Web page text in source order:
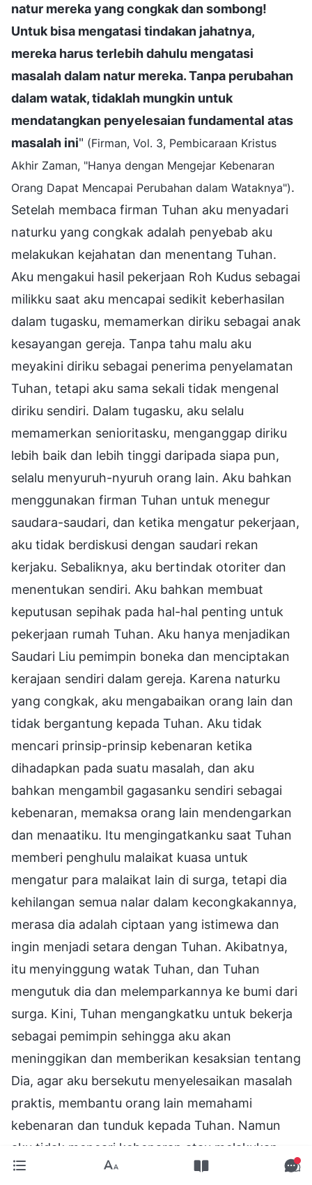
natur mereka yang congkak dan sombong!
Untuk bisa mengatasi tindakan jahatnya,
mereka harus terlebih dahulu mengatasi
masalah dalam natur mereka. Tanpa perubahan
dalam watak, tidaklah mungkin untuk
mendatangkan penyelesaian fundamental atas
masalah ini" (Firman, Vol. 3, Pembicaraan Kristus
Akhir Zaman, "Hanya dengan Mengejar Kebenaran
Orang Dapat Mencapai Perubahan dalam Wataknya").
Setelah membaca firman Tuhan aku menyadari
naturku yang congkak adalah penyebab aku
melakukan kejahatan dan menentang Tuhan.
Aku mengakui hasil pekerjaan Roh Kudus sebagai
milikku saat aku mencapai sedikit keberhasilan
dalam tugasku, memamerkan diriku sebagai anak
kesayangan gereja. Tanpa tahu malu aku
meyakini diriku sebagai penerima penyelamatan
Tuhan, tetapi aku sama sekali tidak mengenal
diriku sendiri. Dalam tugasku, aku selalu
memamerkan senioritasku, menganggap diriku
lebih baik dan lebih tinggi daripada siapa pun,
selalu menyuruh-nyuruh orang lain. Aku bahkan
menggunakan firman Tuhan untuk menegur
saudara-saudari, dan ketika mengatur pekerjaan,
aku tidak berdiskusi dengan saudari rekan
kerjaku. Sebaliknya, aku bertindak otoriter dan
menentukan sendiri. Aku bahkan membuat
keputusan sepihak pada hal-hal penting untuk
pekerjaan rumah Tuhan. Aku hanya menjadikan
Saudari Liu pemimpin boneka dan menciptakan
kerajaan sendiri dalam gereja. Karena naturku
yang congkak, aku mengabaikan orang lain dan
tidak bergantung kepada Tuhan. Aku tidak
mencari prinsip-prinsip kebenaran ketika
dihadapkan pada suatu masalah, dan aku
bahkan mengambil gagasanku sendiri sebagai
kebenaran, memaksa orang lain mendengarkan
dan menaatiku. Itu mengingatkanku saat Tuhan
memberi penghulu malaikat kuasa untuk
mengatur para malaikat lain di surga, tetapi dia
kehilangan semua nalar dalam kecongkakannya,
merasa dia adalah ciptaan yang istimewa dan
ingin menjadi setara dengan Tuhan. Akibatnya,
itu menyinggung watak Tuhan, dan Tuhan
mengutuk dia dan melemparkannya ke bumi dari
surga. Kini, Tuhan mengangkatku untuk bekerja
sebagai pemimpin sehingga aku akan
meninggikan dan memberikan kesaksian tentang
Dia, agar aku bersekutu menyelesaikan masalah
praktis, membantu orang lain memahami
kebenaran dan tunduk kepada Tuhan. Namun
aku tidak mencari kebenaran atau melakukan
tugasku sesuai dengan tuntutan Tuhan. Aku